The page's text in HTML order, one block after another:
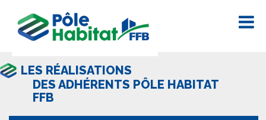
LES RÉALISATIONS
DES ADHÉRENTS PÔLE HABITAT
FFB